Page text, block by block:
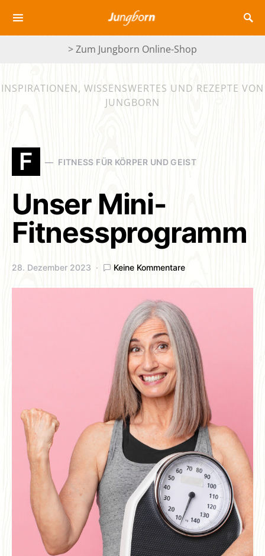
> Zum Jungborn Online-Shop
INSPIRATIONEN, WISSENSWERTES UND REZEPTE VON
JUNGBORN
F FITNESS FÜR KÖRPER UND GEIST
Unser Mini-
Fitnessprogramm
28. Dezember 2023 Keine Kommentare